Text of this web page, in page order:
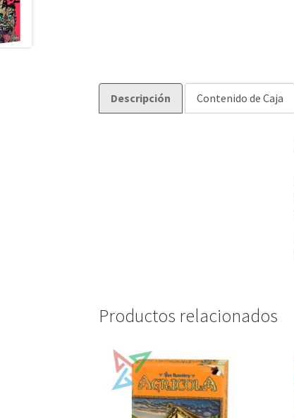
Descripción Contenido de Caja
Productos relacionados